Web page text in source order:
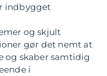
indbygget
og skjult
gør det nemt at
og skaber samtidig
i